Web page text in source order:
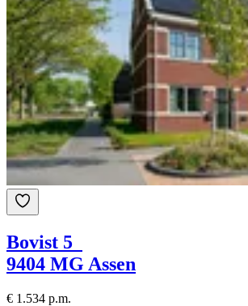
Bovist 5
9404 MG Assen
€ 1.534 p.m.